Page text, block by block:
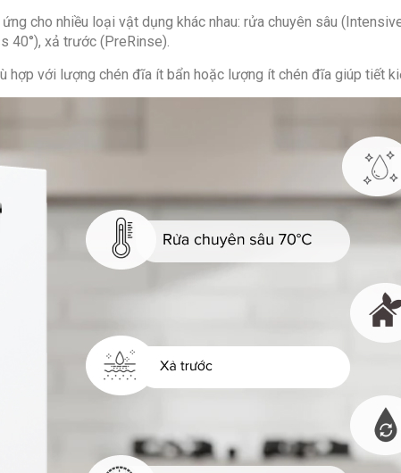
cho nhiều loại vật dụng khác nhau: rửa chuyên sâu
40°), xả trước (PreRinse).
hợp với lượng chén đĩa ít bẩn hoặc lượng ít chén đĩa giúp tiết